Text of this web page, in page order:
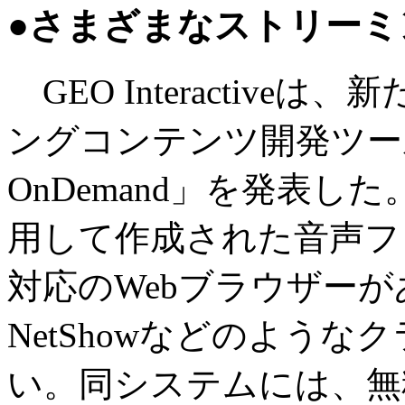
●さまざまなストリー
GEO Interactiveは、新
ングコンテンツ開発ツー
OnDemand」を発表した
用して作成された音声
対応のWebブラウザー
NetShowなどのような
い。同システムには、